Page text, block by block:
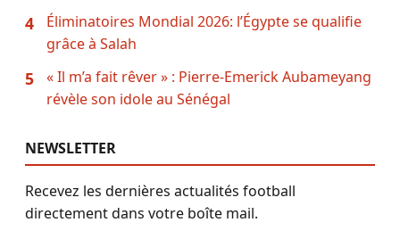
4
Éliminatoires Mondial 2026: l’Égypte se qualifie
grâce à Salah
5
« Il m’a fait rêver » : Pierre-Emerick Aubameyang
révèle son idole au Sénégal
NEWSLETTER
Recevez les dernières actualités football
directement dans votre boîte mail.